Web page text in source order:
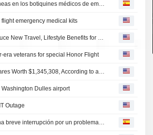
FAA propone dar flexibilidad a las aerolíneas en los botiquines médicos de emergencia a bordo
emergency medical kits
American Airlines, Citi, Mastercard Introduce New Travel, Lifestyle Benefits for Their Co-Branded Credit Card
era veterans for special Honor Flight
American Airlines Group Insider Sold Shares Worth $1,345,308, According to a Recent SEC Filing
Dulles airport
Outage
American Airlines reanuda vuelos tras una breve interrupción por un problema informático